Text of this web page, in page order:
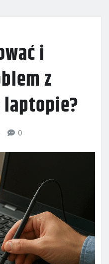
i
z
0